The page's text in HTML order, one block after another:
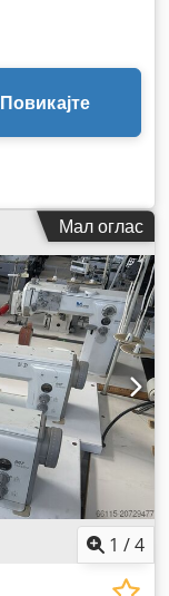
Повикајте
Мал оглас
1 /4